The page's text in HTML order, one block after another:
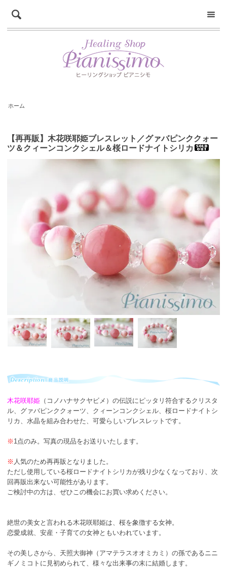
ホーム
【再再販】木花咲耶姫ブレスレット／グァバピンククォー
ツ＆クィーンコンクシェル＆桜ロードナイトシリカ
木花咲耶姫 （コノハナサクヤビメ）の伝説にピッタリ符合するクリスタ
ル、グァバピンククォーツ、クィーンコンクシェル、桜ロードナイトシ
リカ、水晶を組み合わせた、可愛らしいブレスレットです。
※ 1点のみ。写真の現品をお送りいたします。
※ 人気のため再再販となりました。
ただし使用している桜ロードナイトシリカが残り少なくなっており、次
回再販出来ない可能性があります。
ご検討中の方は、ぜひこの機会にお買い求めください。
絶世の美女と言われる木花咲耶姫は、桜を象徴する女神。
恋愛成就、安産・子育ての女神ともいわれています。
その美しさから、天照大御神（アマテラスオオミカミ）の孫であるニニ
ギノミコトに見初められて、様々な出来事の末に結婚します。